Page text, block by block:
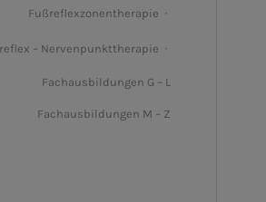
Fußreflexzonentherapie
– Nervenpunkttherapie
Fachausbildungen G – L
Fachausbildungen M – Z